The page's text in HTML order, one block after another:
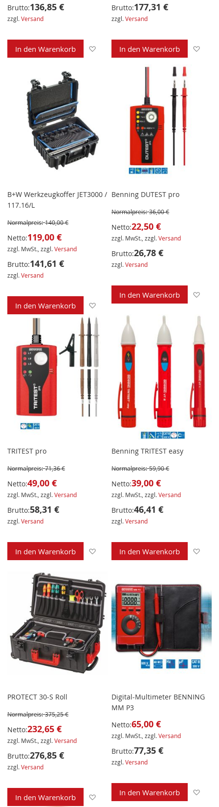
Brutto:136,85 €
zzgl.Versand
In den Warenkorb Zur Wunschliste hinzufügen
Brutto:177,31 €
zzgl.Versand
In den Warenkorb
B+W Werkzeugkoffer JET3000 /
117.16/L
Normalpreis: 140,00 €
Netto:119,00 €
zzgl. MwSt., zzgl.Versand
Brutto:141,61 €
zzgl.Versand
In den Warenkorb Zur Wunschliste hinzufügen
Benning DUTEST pro
Normalpreis: 36,00 €
Netto:22,50 €
zzgl. MwSt., zzgl.Versand
Brutto:26,78 €
zzgl.Versand
In den Warenkorb
TRITEST pro
Normalpreis: 71,36 €
Netto:49,00 €
zzgl. MwSt., zzgl.Versand
Brutto:58,31 €
zzgl.Versand
In den Warenkorb Zur Wunschliste hinzufügen
Benning TRITEST easy
Normalpreis: 59,90 €
Netto:39,00 €
zzgl. MwSt., zzgl.Versand
Brutto:46,41 €
zzgl.Versand
In den Warenkorb
PROTECT 30-S Roll
Normalpreis: 375,25 €
Netto:232,65 €
zzgl. MwSt., zzgl.Versand
Brutto:276,85 €
zzgl.Versand
In den Warenkorb Zur Wunschliste hinzufügen
Digital-Multimeter BENNING
MM P3
Netto:65,00 €
zzgl. MwSt., zzgl.Versand
Brutto:77,35 €
zzgl.Versand
In den Warenkorb